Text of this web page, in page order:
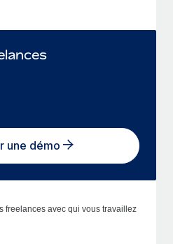
une démo
freelances avec qui vous travaillez